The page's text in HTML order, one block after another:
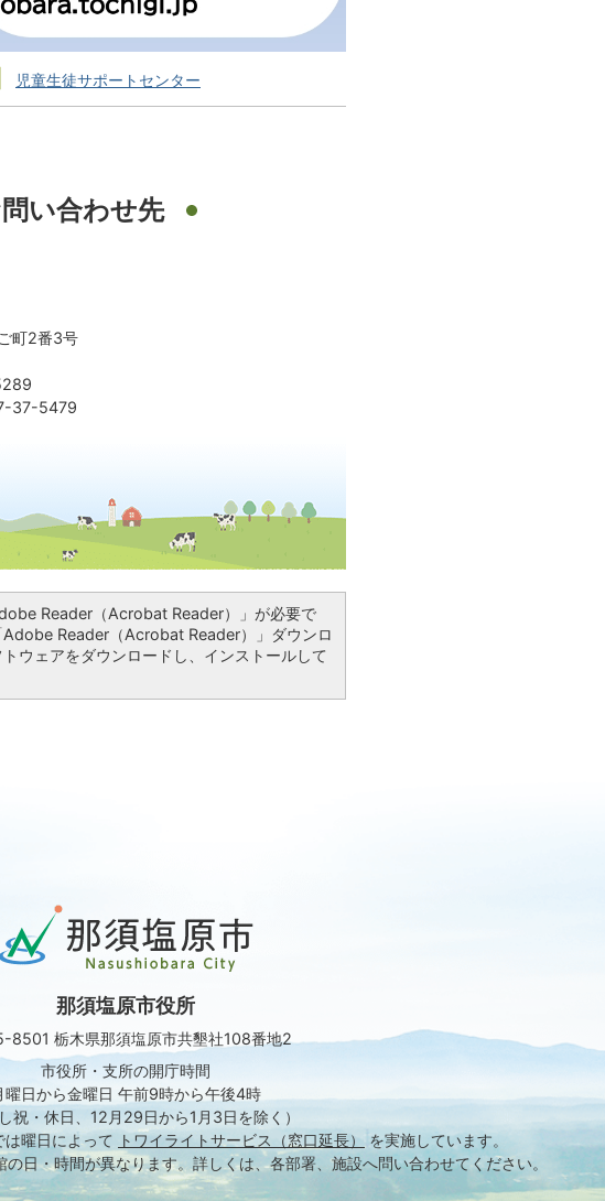
児童生徒サポートセンター
い合わせ先
町2番3号
37-5479
Reader（Acrobat Reader）」が必要で
Reader（Acrobat Reader）」ダウンロ
ウェアをダウンロードし、インストールして
須
那須塩原市役所
8501 栃木県那須塩原市共墾社108番地2
市役所・支所の開庁時間
曜日から金曜日 午前9時から午後4時
し祝・休日、12月29日から1月3日を除く）
は曜日によって トワイライトサービス（窓口延長）
を実施しています。
日・時間が異なります。 詳しくは、各部署、施設へ問い合わせてください。